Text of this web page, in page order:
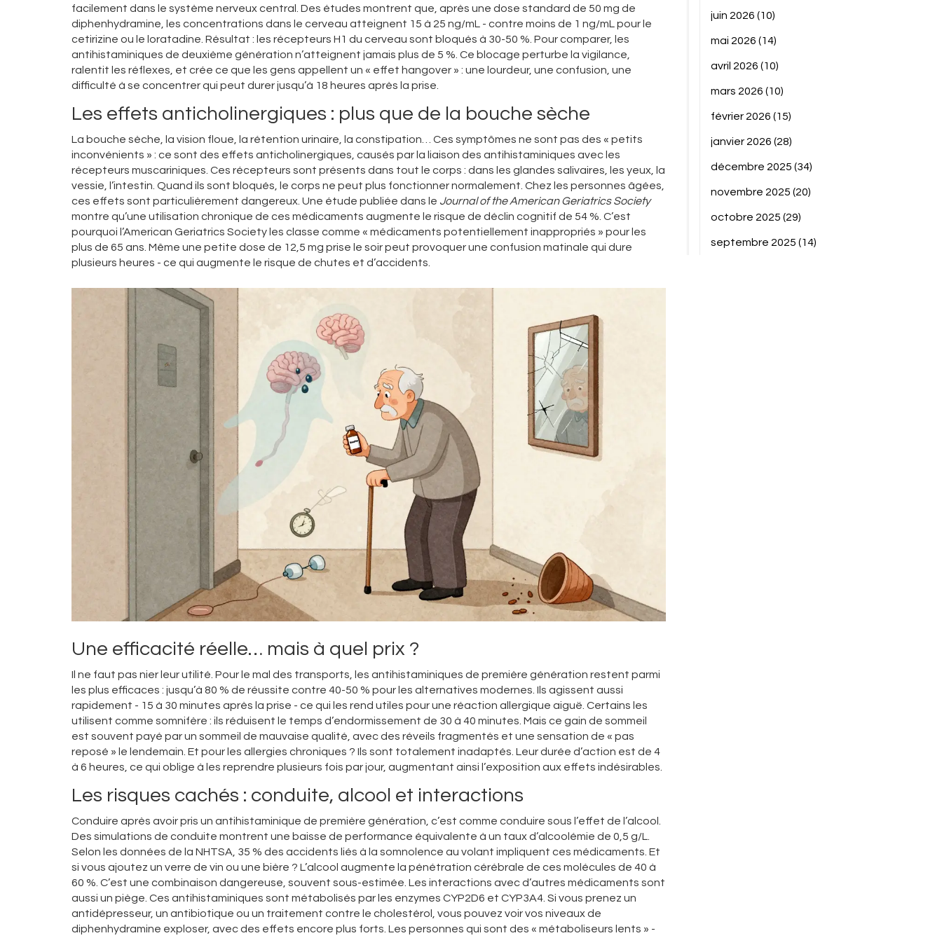
facilement dans le système nerveux central. Des études montrent que, après une dose standard de 50 mg de
diphenhydramine, les concentrations dans le cerveau atteignent 15 à 25 ng/mL - contre moins de 1 ng/mL pour le
cetirizine ou le loratadine. Résultat : les récepteurs H1 du cerveau sont bloqués à 30-50 %. Pour comparer, les
antihistaminiques de deuxième génération n’atteignent jamais plus de 5 %. Ce blocage perturbe la vigilance,
ralentit les réflexes, et crée ce que les gens appellent un « effet hangover » : une lourdeur, une confusion, une
difficulté à se concentrer qui peut durer jusqu’à 18 heures après la prise.
Les effets anticholinergiques : plus que de la bouche sèche
La bouche sèche, la vision floue, la rétention urinaire, la constipation… Ces symptômes ne sont pas des « petits
inconvénients » : ce sont des effets anticholinergiques, causés par la liaison des antihistaminiques avec les
récepteurs muscariniques. Ces récepteurs sont présents dans tout le corps : dans les glandes salivaires, les yeux, la
vessie, l’intestin. Quand ils sont bloqués, le corps ne peut plus fonctionner normalement. Chez les personnes âgées,
ces effets sont particulièrement dangereux. Une étude publiée dans le Journal of the American Geriatrics Society
montre qu’une utilisation chronique de ces médicaments augmente le risque de déclin cognitif de 54 %. C’est
pourquoi l’American Geriatrics Society les classe comme « médicaments potentiellement inappropriés » pour les
plus de 65 ans. Même une petite dose de 12,5 mg prise le soir peut provoquer une confusion matinale qui dure
plusieurs heures - ce qui augmente le risque de chutes et d’accidents.
Une efficacité réelle… mais à quel prix ?
Il ne faut pas nier leur utilité. Pour le mal des transports, les antihistaminiques de première génération restent parmi
les plus efficaces : jusqu’à 80 % de réussite contre 40-50 % pour les alternatives modernes. Ils agissent aussi
rapidement - 15 à 30 minutes après la prise - ce qui les rend utiles pour une réaction allergique aiguë. Certains les
utilisent comme somnifère : ils réduisent le temps d’endormissement de 30 à 40 minutes. Mais ce gain de sommeil
est souvent payé par un sommeil de mauvaise qualité, avec des réveils fragmentés et une sensation de « pas
reposé » le lendemain. Et pour les allergies chroniques ? Ils sont totalement inadaptés. Leur durée d’action est de 4
à 6 heures, ce qui oblige à les reprendre plusieurs fois par jour, augmentant ainsi l’exposition aux effets indésirables.
Les risques cachés : conduite, alcool et interactions
Conduire après avoir pris un antihistaminique de première génération, c’est comme conduire sous l’effet de l’alcool.
Des simulations de conduite montrent une baisse de performance équivalente à un taux d’alcoolémie de 0,5 g/L.
Selon les données de la NHTSA, 35 % des accidents liés à la somnolence au volant impliquent ces médicaments. Et
si vous ajoutez un verre de vin ou une bière ? L’alcool augmente la pénétration cérébrale de ces molécules de 40 à
60 %. C’est une combinaison dangereuse, souvent sous-estimée. Les interactions avec d’autres médicaments sont
aussi un piège. Ces antihistaminiques sont métabolisés par les enzymes CYP2D6 et CYP3A4. Si vous prenez un
antidépresseur, un antibiotique ou un traitement contre le cholestérol, vous pouvez voir vos niveaux de
diphenhydramine exploser, avec des effets encore plus forts. Les personnes qui sont des « métaboliseurs lents » -
juin 2026 (10)
mai 2026 (14)
avril 2026 (10)
mars 2026 (10)
février 2026 (15)
janvier 2026 (28)
décembre 2025 (34)
novembre 2025 (20)
octobre 2025 (29)
septembre 2025 (14)